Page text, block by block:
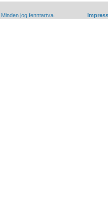
jog fenntartva.